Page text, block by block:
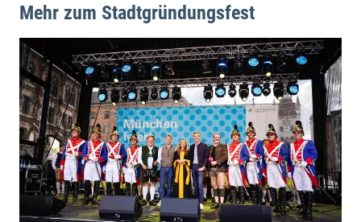
Mehr zum Stadtgründungsfest